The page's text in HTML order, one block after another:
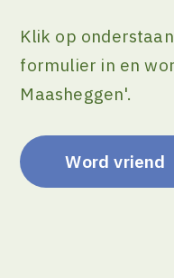
Klik op
formulier in en
Maasheggen'.
Word vriend